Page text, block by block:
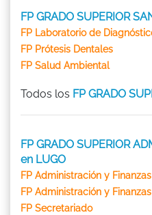
FP GRADO SUPERIOR
FP Laboratorio de
FP Prótesis Dentales
FP Salud Ambiental
Todos los FP GRADO
FP GRADO SUPERIOR
en LUGO
FP Administración y Finanzas
FP Administración y
FP Secretariado